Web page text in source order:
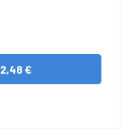
2,48 €